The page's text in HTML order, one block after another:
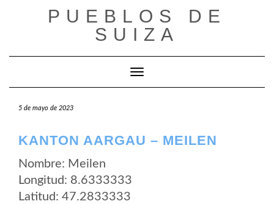
PUEBLOS DE
SUIZA
Cambiar modo de navegación
5 de mayo de 2023
KANTON AARGAU – MEILEN
Nombre: Meilen
Longitud: 8.6333333
Latitud: 47.2833333